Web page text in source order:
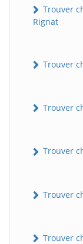
Trouver
Rignat
Trouver
Trouver
Trouver
Trouver
Trouver